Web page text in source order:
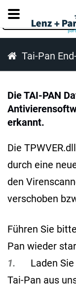
Tai-Pan
Die TAI-PAN
erkannt.
Die
durch eine
den
verschoben
Führen Sie
Pan wieder
1.
Laden Sie
Tai-Pan aus